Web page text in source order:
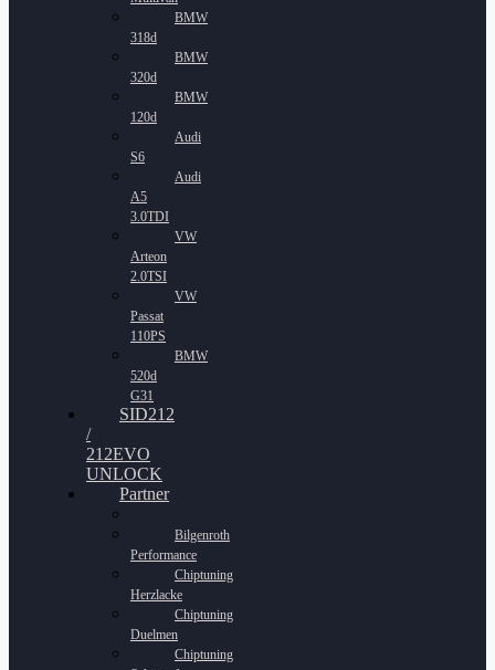
BMW
318d
BMW
320d
BMW
120d
Audi
S6
Audi
A5
3.0TDI
VW
Arteon
2.0TSI
VW
Passat
110PS
BMW
520d
G31
SID212
/
212EVO
UNLOCK
Partner
Bilgenroth
Performance
Chiptuning
Herzlacke
Chiptuning
Duelmen
Chiptuning